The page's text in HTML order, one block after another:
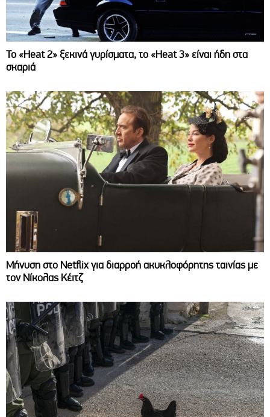
Το «Heat 2» ξεκινά γυρίσματα, το «Heat 3» είναι ήδη στα
σκαριά
Μήνυση στο Netflix για διαρροή ακυκλοφόρητης ταινίας με
τον Νίκολας Κέιτζ